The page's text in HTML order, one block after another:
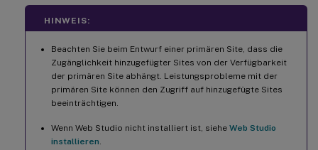
HINWEIS:
Beachten Sie beim Entwurf einer primären Site, dass die
Zugänglichkeit hinzugefügter Sites von der Verfügbarkeit
der primären Site abhängt. Leistungsprobleme mit der
primären Site können den Zugriff auf hinzugefügte Sites
beeinträchtigen.
Wenn Web Studio nicht installiert ist, siehe Web Studio
installieren